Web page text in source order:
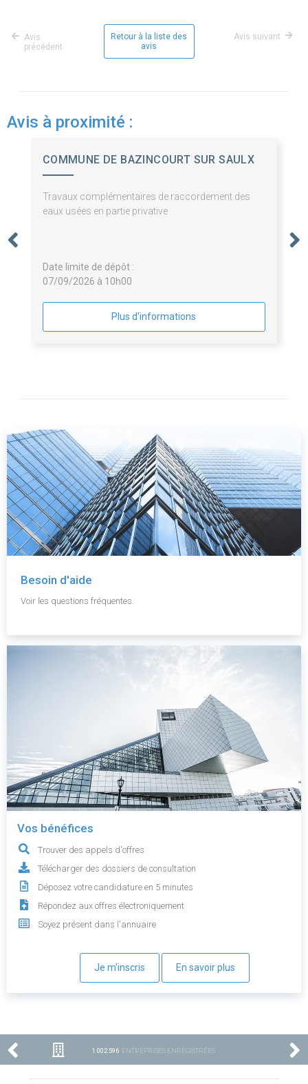
Avis
précédent
Retour à la liste des
avis
Avis suivant
Avis à proximité :
COMMUNE DE BAZINCOURT SUR SAULX
Travaux complémentaires de raccordement des
eaux usées en partie privative
Date limite de dépôt :
07/09/2026 à 10h00
Plus d'informations
Besoin d'aide
Voir les questions fréquentes.
Vos bénéfices
Trouver des appels d'offres
Télécharger des dossiers de consultation
Déposez votre candidature en 5 minutes
Répondez aux offres électroniquement
Soyez présent dans l'annuaire
Je m'inscris En savoir plus
1 002 596 ENTREPRISES ENREGISTRÉES